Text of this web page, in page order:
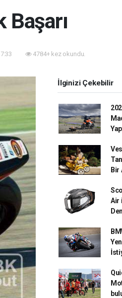
Başarı
4784+ kez okundu.
İlginizi Çekebilir
Bir
Air